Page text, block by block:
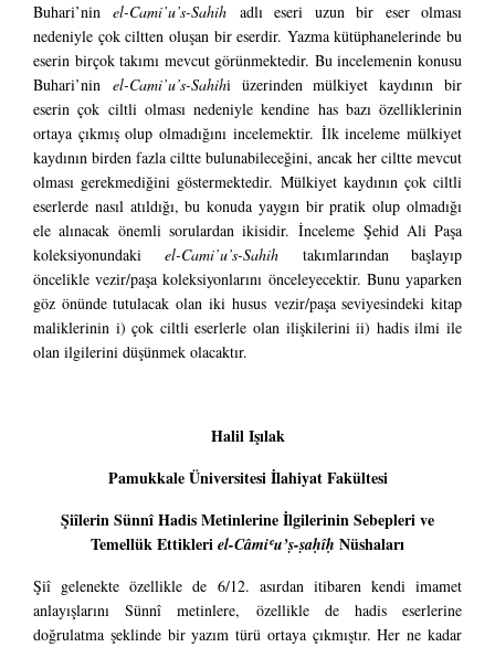
Buhari’ninel-Cami’u’s-Sahih adlı eseri uzun bir eser olması
nedeniyle çok ciltten oluşan bir eserdir. Yazma kütüphanelerinde bu
eserin birçok takımı mevcut görünmektedir. Bu incelemenin konusu
Buhari’nin el-Cami’u’s-Sahihi üzerinden mülkiyet kaydının bir
eserin çok ciltli olması nedeniyle kendine has bazı özelliklerinin
ortaya çıkmış olup olmadığını incelemektir. İlk inceleme mülkiyet
kaydının birden fazla ciltte bulunabileceğini, ancak her ciltte mevcut
olması gerekmediğini göstermektedir. Mülkiyet kaydının çok ciltli
eserlerde nasıl atıldığı, bu konuda yaygın bir pratik olup olmadığı
ele alınacak önemli sorulardan ikisidir. İnceleme Şehid Ali Paşa
koleksiyonundakiel-Cami’u’s-Sahih takımlarından başlayıp
öncelikle vezir/paşa koleksiyonlarını önceleyecektir. Bunu yaparken
göz önünde tutulacak olan iki husus vezir/paşa seviyesindeki kitap
maliklerinin i) çok ciltli eserlerle olan ilişkilerini ii) hadis ilmi ile
olan ilgilerini düşünmek olacaktır.
Halil Işılak
Pamukkale Üniversitesi İlahiyat Fakültesi
Şiîlerin Sünnî Hadis Metinlerine İlgilerinin Sebepleri ve
Temellük Ettikleri el-Câmiʿu’ṣ-ṣaḥîḥ Nüshaları
Şiî gelenekte özellikle de 6/12. asırdan itibaren kendi imamet
anlayışlarını Sünnî metinlere, özellikle de hadis eserlerine
doğrulatma şeklinde bir yazım türü ortaya çıkmıştır. Her ne kadar